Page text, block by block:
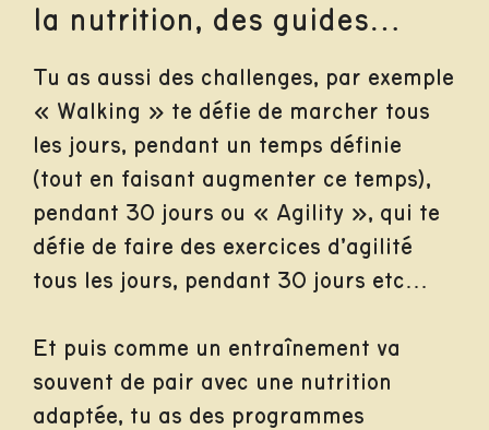
la nutrition, des guides…
Tu as aussi des challenges, par exemple
« Walking » te défie de marcher tous
les jours, pendant un temps définie
(tout en faisant augmenter ce temps),
pendant 30 jours ou « Agility », qui te
défie de faire des exercices d’agilité
tous les jours, pendant 30 jours etc…
Et puis comme un entraînement va
souvent de pair avec une nutrition
adaptée, tu as des programmes